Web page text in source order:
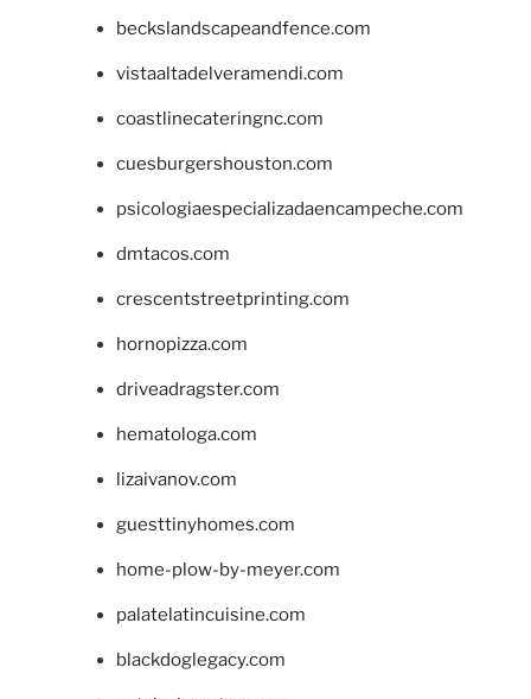
beckslandscapeandfence.com
vistaaltadelveramendi.com
coastlinecateringnc.com
cuesburgershouston.com
psicologiaespecializadaencampeche.com
dmtacos.com
crescentstreetprinting.com
hornopizza.com
driveadragster.com
hematologa.com
lizaivanov.com
guesttinyhomes.com
home-plow-by-meyer.com
palatelatincuisine.com
blackdoglegacy.com